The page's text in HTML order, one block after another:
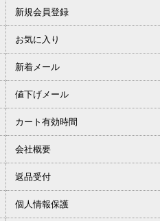
新規会員登録
お気に入り
新着メール
値下げメール
カート有効時間
会社概要
返品受付
個人情報保護